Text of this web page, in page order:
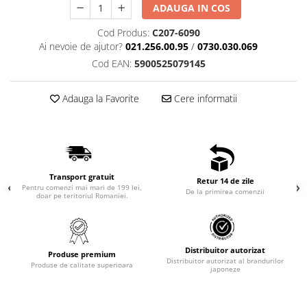
ADAUGA IN COS
Cod Produs: C207-6090
Ai nevoie de ajutor? 021.256.00.95 / 0730.030.069
Cod EAN: 5900525079145
Adauga la Favorite Cere informatii
Transport gratuit
Pentru comenzi mai mari de 199 lei,
doar pe teritoriul Romaniei.
Retur 14 de zile
De la primirea comenzii
Produse premium
Produse de calitate superioara
Distribuitor autorizat
Distribuitor autorizat al brandurilor
japoneze